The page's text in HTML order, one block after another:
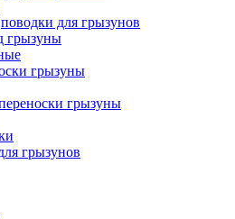
для грызунов
грызуны
грызуны
грызуны
грызунов